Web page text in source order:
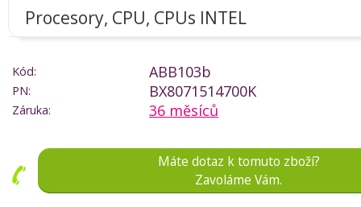
Procesory, CPU, CPUs INTEL
Kód: ABB103b
PN: BX8071514700K
Záruka: 36 měsíců
Máte dotaz k tomuto zboží?
Zavoláme Vám.